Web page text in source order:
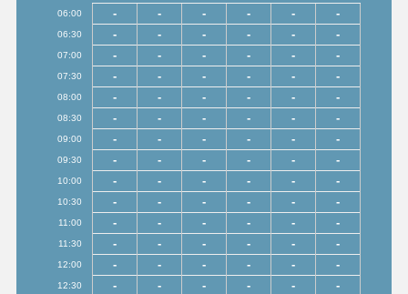
06:00 - - - - - -
06:30 - - - - - -
07:00 - - - - - -
07:30 - - - - - -
08:00 - - - - - -
08:30 - - - - - -
09:00 - - - - - -
09:30 - - - - - -
10:00 - - - - - -
10:30 - - - - - -
11:00 - - - - - -
11:30 - - - - - -
12:00 - - - - - -
12:30 - - - - - -